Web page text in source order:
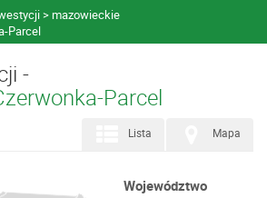
mazowieckie
Parcel
-
Parcel
Mapa
Lista
Województwo